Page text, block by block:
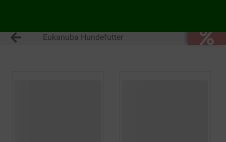
Eukanuba Hundefutter